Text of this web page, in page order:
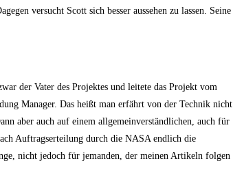
versucht Scott sich besser aussehen zu lassen. Seine
der Vater des Projektes und leitete das Projekt vom
Manager. Das heißt man erfährt von der Technik nicht
aber auch auf einem allgemeinverständlichen, auch für
Auftragserteilung durch die NASA endlich die
nicht jedoch für jemanden, der meinen Artikeln folgen